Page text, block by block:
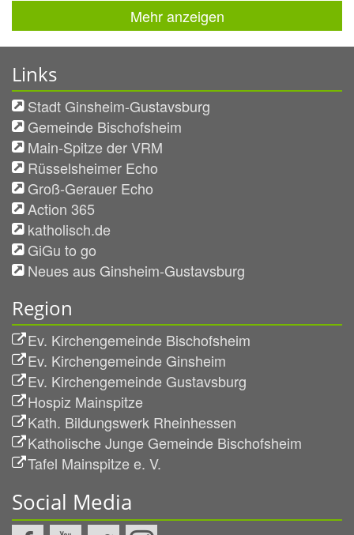
Mehr anzeigen
Links
Stadt Ginsheim-Gustavsburg
Gemeinde Bischofsheim
Main-Spitze der VRM
Rüsselsheimer Echo
Groß-Gerauer Echo
Action 365
katholisch.de
GiGu to go
Neues aus Ginsheim-Gustavsburg
Region
Ev. Kirchengemeinde Bischofsheim
Ev. Kirchengemeinde Ginsheim
Ev. Kirchengemeinde Gustavsburg
Hospiz Mainspitze
Kath. Bildungswerk Rheinhessen
Katholische Junge Gemeinde Bischofsheim
Tafel Mainspitze e. V.
Social Media